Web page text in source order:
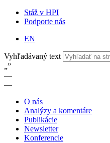
Stáž v HPI
Podporte nás
EN
Vyhľadávaný text
„”
—
—
O nás
Analýzy a komentáre
Publikácie
Newsletter
Konferencie